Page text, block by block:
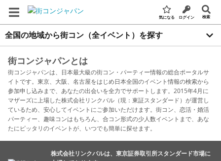
気になる ログイン 検索
全国の地域から街コン（全イベント）を探す
街コンジャパンとは
街コンジャパンは、日本最大級の街コン・パーティー情報の総合ポータルサ
イトです。東京、大阪、名古屋をはじめ日本全国のイベント情報の検索から
参加申し込みまで、あなたの出会いを全力でサポートします。2015年4月に
マザーズに上場した株式会社リンクバル（現：東証スタンダード）が運営し
ているため、安心してイベントにご参加いただけます。街コン、恋活・婚活
パーティー、趣味コンはもちろん、合コン形式の少人数イベントまで、あな
たにピッタリのイベントが、いつでも簡単に探せます。
株式会社リンクバルは、東京証券取引所スタンダード市場に